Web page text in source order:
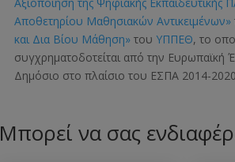
Αξιοποίηση της Ψηφιακής
Αποθετηρίου Μαθησιακών Αντικειμένων»
και Δια Βίου Μάθηση» τουΥΠΠΕΘ, το
συγχρηματοδοτείται από την Ευρωπαϊκή
Δημόσιο στο πλαίσιο του ΕΣΠΑ 2014-
Μπορεί να σας